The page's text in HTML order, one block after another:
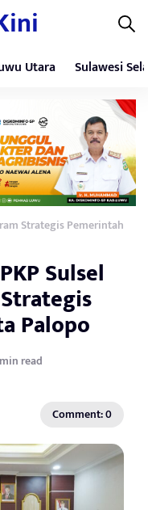
Utara Sulawesi
Strategis Pemerintah
Sulsel
Palopo
read
Comment: 0